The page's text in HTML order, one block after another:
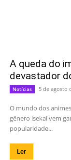
A queda do
devastador
Notícias 5 de agosto
O mundo dos
gênero isekai vem
popularidade...
Ler